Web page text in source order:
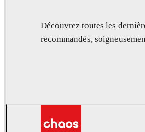
Découvrez toutes les
recommandés,